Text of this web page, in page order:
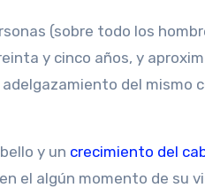
(sobre todo los
y cinco años, y
del mismo
y un crecimiento del
el algún momento de su